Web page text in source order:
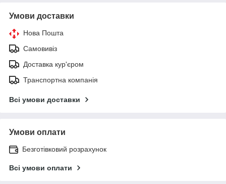
Умови доставки
Нова Пошта
Самовивіз
Доставка кур'єром
Транспортна компанія
Всі умови доставки
Умови оплати
Безготівковий розрахунок
Всі умови оплати